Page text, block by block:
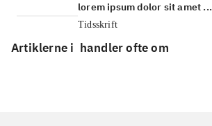
lorem ipsum dolor sit amet ...
Tidsskrift
Artiklerne i handler ofte om